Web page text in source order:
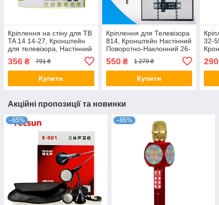
Кріплення на стіну для ТВ
TA 14 14-27, Кронштейн
для телевізора, Настінний
356 ₴ 791 ₴
Купити
Кріплення для Телевізора
814, Кронштейн Настінний
Поворотно-Наклонний 26-
550₴ 1 279 ₴
Купити
32-
290
Акційні пропозиції та новинки
–65% –65%